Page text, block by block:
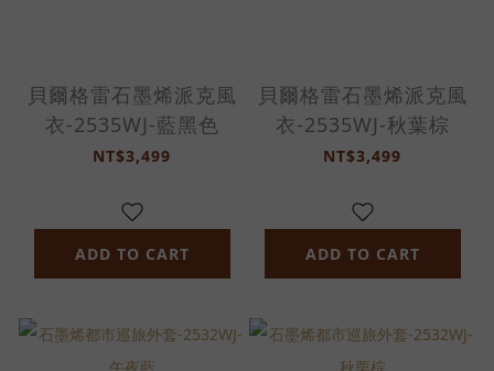
貝爾格雷石墨烯派克風
衣-2535WJ-藍黑色
NT$3,499
ADD TO CART
貝爾格雷石墨烯派克風
衣-2535WJ-秋葉棕
NT$3,499
ADD TO CART